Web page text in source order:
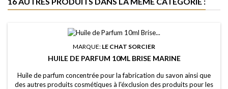
MARQUE: LE CHAT SORCIER
HUILE DE PARFUM 10ML BRISE MARINE
Huile de parfum concentrée pour la fabrication du savon ainsi que
des autres produits cosmétiques à l'éxclusion des produits pour les